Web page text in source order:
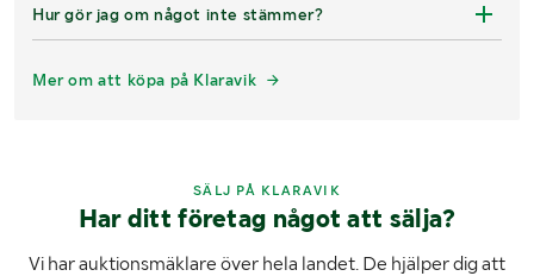
Hur gör jag om något inte stämmer?
Mer om att köpa på Klaravik
SÄLJ PÅ KLARAVIK
Har ditt företag något att sälja?
Vi har auktionsmäklare över hela landet. De hjälper dig att